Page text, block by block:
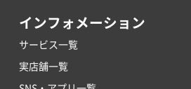
インフォメーション
サービス一覧
実店舗一覧